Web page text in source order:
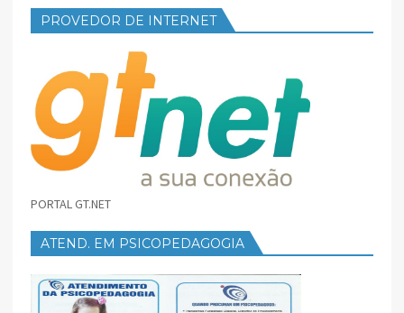
PROVEDOR DE INTERNET
PORTAL GT.NET
ATEND. EM PSICOPEDAGOGIA